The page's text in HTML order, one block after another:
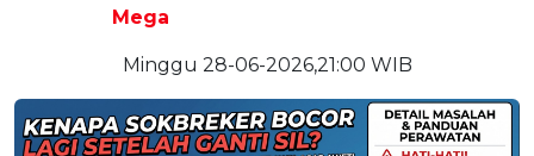
Mega
Minggu 28-06-2026,21:00 WIB